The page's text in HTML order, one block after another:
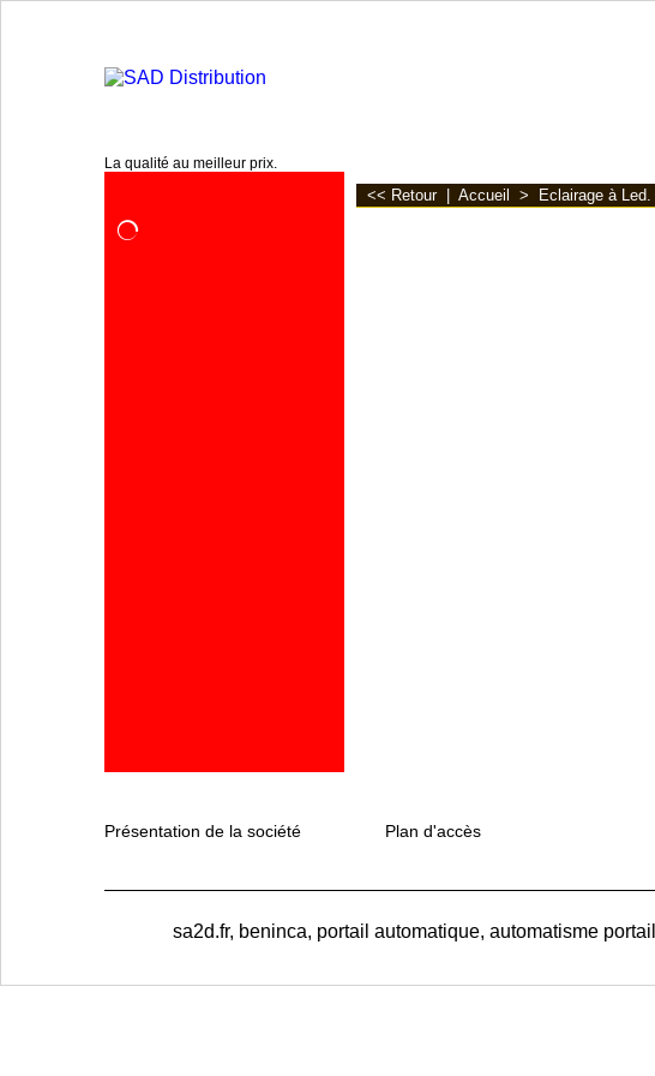
La qualité au meilleur prix.
<< Retour Accueil > Eclairage à Led.
Présentation de la société Plan d'accès
sa2d.fr, beninca, portail automatique, automatisme